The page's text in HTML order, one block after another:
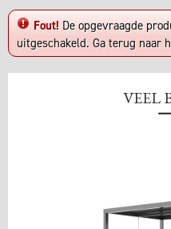
Fout! De opgevraagde
uitgeschakeld. Ga terug naar
VEEL